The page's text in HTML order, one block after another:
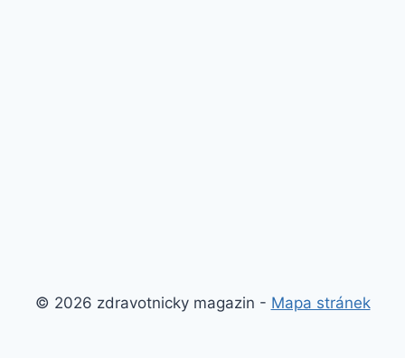
© 2026 zdravotnicky magazin - Mapa stránek